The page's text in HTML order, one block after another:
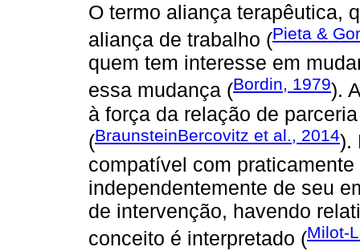
O termo aliança terapêutica,
aliança de trabalho (Pieta &
quem tem interesse em
essa mudança (Bordin, 1979).
à força da relação de
(BraunsteinBercovitz et al., 2014).
compatível com
independentemente de seu
de intervenção, havendo
conceito é interpretado (Milot-